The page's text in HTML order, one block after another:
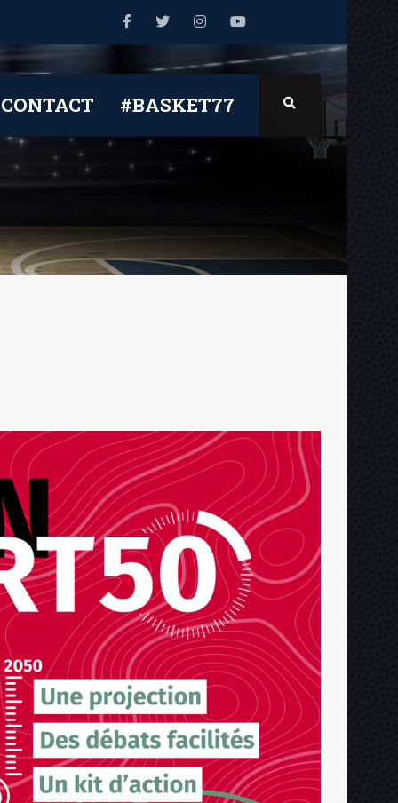
CONTACT #BASKET77